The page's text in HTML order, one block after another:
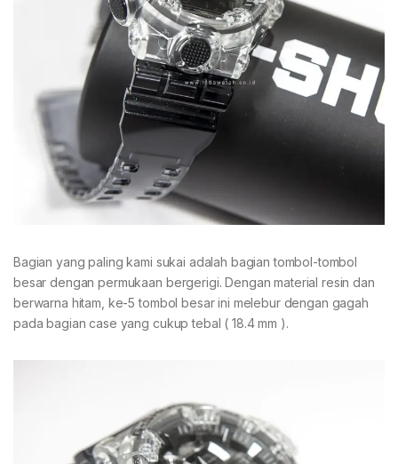
Bagian yang paling kami sukai adalah bagian tombol-tombol
besar dengan permukaan bergerigi. Dengan material resin dan
berwarna hitam, ke-5 tombol besar ini melebur dengan gagah
pada bagian case yang cukup tebal ( 18.4 mm ).